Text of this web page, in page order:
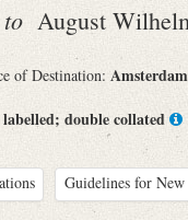
to August
of Destination: Amsterdam
double collated
Guidelines for